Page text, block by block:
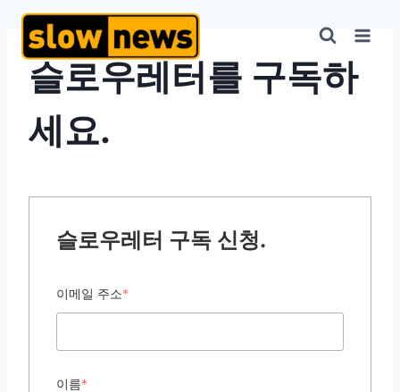
슬로우레터를 구독하
세요.
슬로우레터 구독 신청.
이메일 주소*
이름*